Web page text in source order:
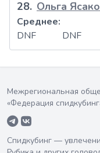
28. Ольга
DNF DNF
Среднее:
Межрегиональная
«Федерация
Спидкубинг —